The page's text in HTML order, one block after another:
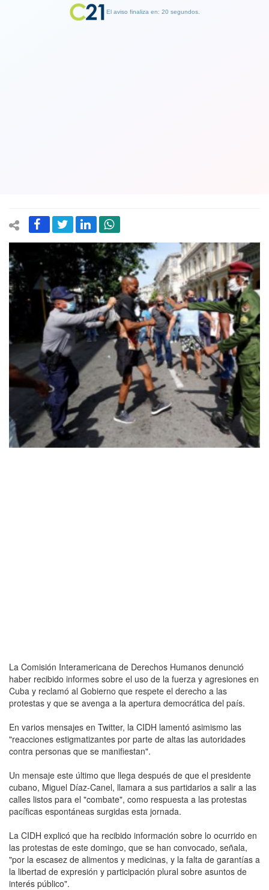
La Comisión Interamericana de Derechos Humanos denunció
haber recibido informes sobre el uso de la fuerza y agresiones en
Cuba y reclamó al Gobierno que respete el derecho a las
protestas y que se avenga a la apertura democrática del país.
En varios mensajes en Twitter, la CIDH lamentó asimismo las
"reacciones estigmatizantes por parte de altas las autoridades
contra personas que se manifiestan".
Un mensaje este último que llega después de que el presidente
cubano, Miguel Díaz-Canel, llamara a sus partidarios a salir a las
calles listos para el "combate", como respuesta a las protestas
pacíficas espontáneas surgidas esta jornada.
La CIDH explicó que ha recibido información sobre lo ocurrido en
las protestas de este domingo, que se han convocado, señala,
"por la escasez de alimentos y medicinas, y la falta de garantías a
la libertad de expresión y participación plural sobre asuntos de
interés público".
El aviso finaliza en: 19 segundos.